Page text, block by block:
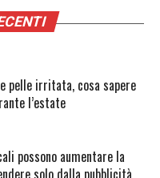
pelle irritata, cosa sapere
l’estate
possono aumentare la